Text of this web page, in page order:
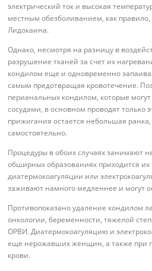
электрический ток и высокая
местным обезболиванием, как
Лидокаина.
Однако, несмотря на разницу в
разрушение тканей за счет их
кондилом еще и одновременно
самым предотвращая кровотечение.
перианальных кондилом, которые
сосудами, в основном проводят только
прижигания остается небольшая
самостоятельно.
Процедуры в обоих случаях занимают
обширных образованиях приходится их
диатермокоагуляции или
заживают намного медленнее и могут
Противопоказано удаление кондилом
онкологии, беременности, тяжелой
ОРВИ. Диатермокоагуляцию и
еще нерожавших женщин, а также при
крови.